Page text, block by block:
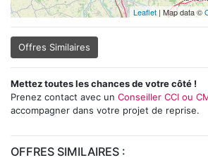
Leaflet | Map data ©
Offres Similaires
Mettez toutes les chances de votre côté !
Prenez contact avec un Conseiller CCI ou
accompagner dans votre projet de reprise.
OFFRES SIMILAIRES :